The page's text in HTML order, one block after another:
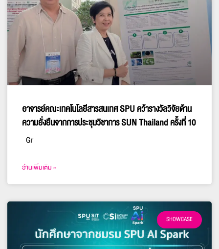
อาจารย์คณะเทคโนโลยีสารสนเทศ SPU คว้ารางวัลวิจัยด้าน
ความยั่งยืนจากการประชุมวิชาการ SUN Thailand ครั้งที่ 10
Gr
อ่านเพิ่มเติม »
SHOWCASE